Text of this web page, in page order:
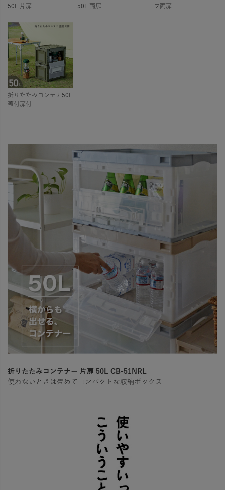
50L 片扉
50L 両扉
ーフ両扉
折りたたみコンテナ50L
蓋付扉付
折りたたみコンテナー 片扉 50L CB-51NRL
使わないときは畳めてコンパクトな収納ボックス